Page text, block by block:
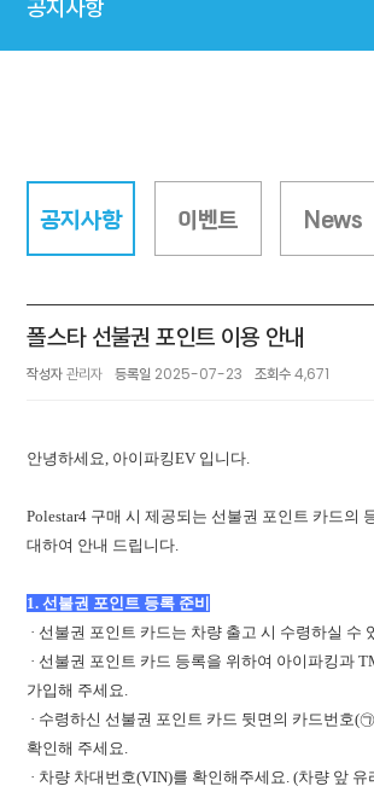
공지사항
공지사항 이벤트 News
폴스타 선불권 포인트 이용 안내
작성자관리자 등록일 2025-07-23 조회수4,671
안녕하세요, 아이파킹EV 입니다.
Polestar4 구매 시 제공되는 선불권 포인트 카드의
대하여 안내 드립니다.
1. 선불권 포인트 등록 준비
· 선불권 포인트 카드는 차량 출고 시 수령하실 수
· 선불권 포인트 카드 등록을 위하여 아이파킹과
가입해 주세요.
· 수령하신 선불권 포인트 카드 뒷면의 카드번호(
확인해 주세요.
· 차량 차대번호(VIN)를 확인해주세요. (차량 앞